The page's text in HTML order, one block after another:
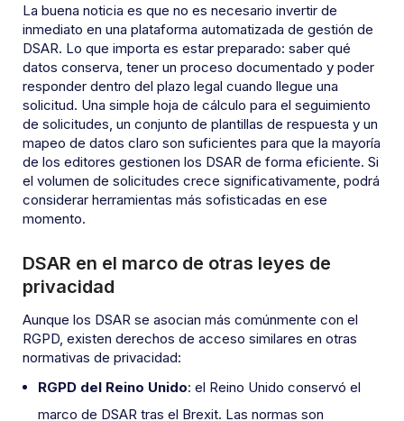
La buena noticia es que no es necesario invertir de
inmediato en una plataforma automatizada de gestión de
DSAR. Lo que importa es estar preparado: saber qué
datos conserva, tener un proceso documentado y poder
responder dentro del plazo legal cuando llegue una
solicitud. Una simple hoja de cálculo para el seguimiento
de solicitudes, un conjunto de plantillas de respuesta y un
mapeo de datos claro son suficientes para que la mayoría
de los editores gestionen los DSAR de forma eficiente. Si
el volumen de solicitudes crece significativamente, podrá
considerar herramientas más sofisticadas en ese
momento.
DSAR en el marco de otras leyes de
privacidad
Aunque los DSAR se asocian más comúnmente con el
RGPD, existen derechos de acceso similares en otras
normativas de privacidad:
RGPD del Reino Unido: el Reino Unido conservó el
marco de DSAR tras el Brexit. Las normas son